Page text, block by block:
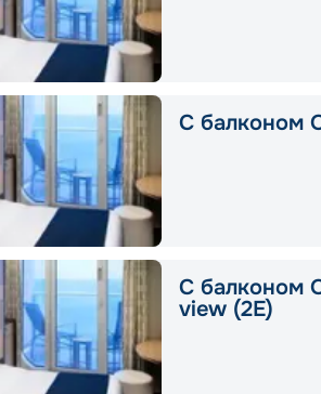
С балконом
С балконом
view (2E)